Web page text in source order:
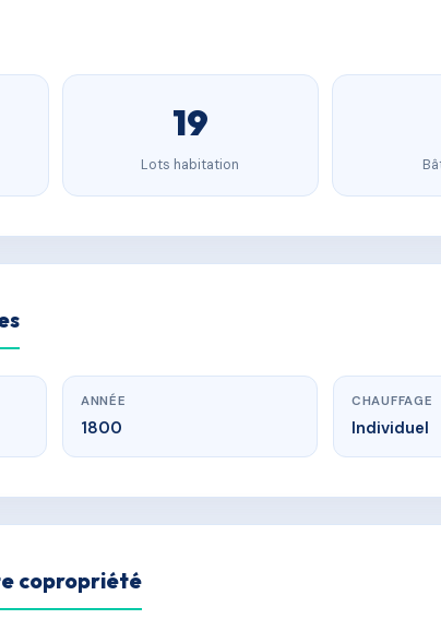
19
Lots habitation
ANNÉE
1800
CHAUFFAGE
Individuel
copropriété